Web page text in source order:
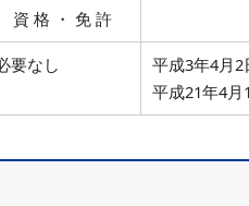
資 格 ・ 免 許
要なし
平成3年4月2
平成21年4